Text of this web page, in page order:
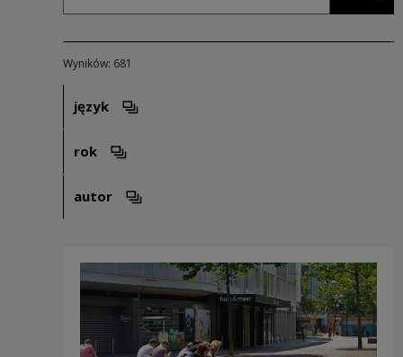
Wyników: 681
język
Otwórz opcje filtrowania. Uwaga: spowoduje
rok
Otwórz opcje filtrowania. Uwaga: spowoduje
autor
Otwórz opcje filtrowania. Uwaga: spowoduje